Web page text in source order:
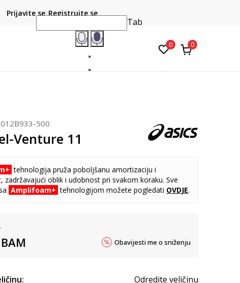
Platite karticom online i preuzmite u prodavnici po vašem
Prijavite se Registrujte se
Tab
0 0
500
Venture 11
tehnologija pruža poboljšanu amortizaciju i
zadržavajući oblik i udobnost pri svakom koraku. Sve
Amplifoam+ tehnologijom možete pogledati OVDJE.
BAM Obavijesti me o sniženju
Odredite veličinu